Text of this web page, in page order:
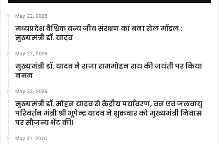
May 22, 2026
मध्यप्रदेश वैश्विक वन्य जीव संरक्षण का बना रोल मॉडल :
मुख्यमंत्री डॉ. यादव
May 22, 2026
मुख्यमंत्री डॉ. यादव ने राजा राममोहन राय की जयंती पर किया
नमन
May 22, 2026
मुख्यमंत्री डॉ. मोहन यादव से केंद्रीय पर्यावरण, वन एवं जलवायु
परिवर्तन मंत्री श्री भूपेन्द्र यादव ने शुक्रवार को मुख्यमंत्री निवास
पर सौजन्य भेंट की।
May 21, 2026